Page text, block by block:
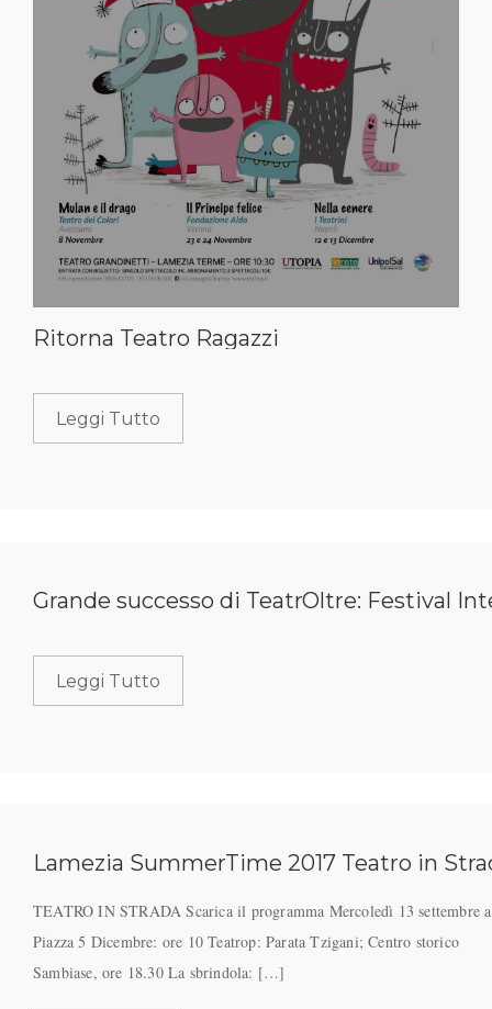
Ritorna Teatro Ragazzi
Leggi Tutto
Grande successo di TeatrOltre: Festival
Leggi Tutto
Lamezia SummerTime 2017 Teatro in
TEATRO IN STRADA Scarica il programma Mercoledì 13 settembre a
Piazza 5 Dicembre: ore 10 Teatrop: Parata Tzigani; Centro storico
Sambiase, ore 18.30 La sbrindola: […]